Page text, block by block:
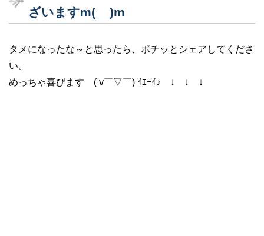
ざいますm(__)m
タメになったな～と思ったら、ポチッとシェアしてくださ
い。
めっちゃ喜びます ( v￣▽￣) ｲｴｰｲ♪ ↓ ↓ ↓